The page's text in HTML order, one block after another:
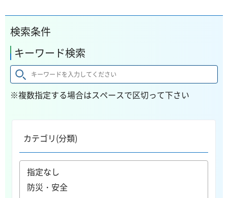
検索条件
キーワード検索
※複数指定する場合はスペースで区切って下さい
カテゴリ(分類)